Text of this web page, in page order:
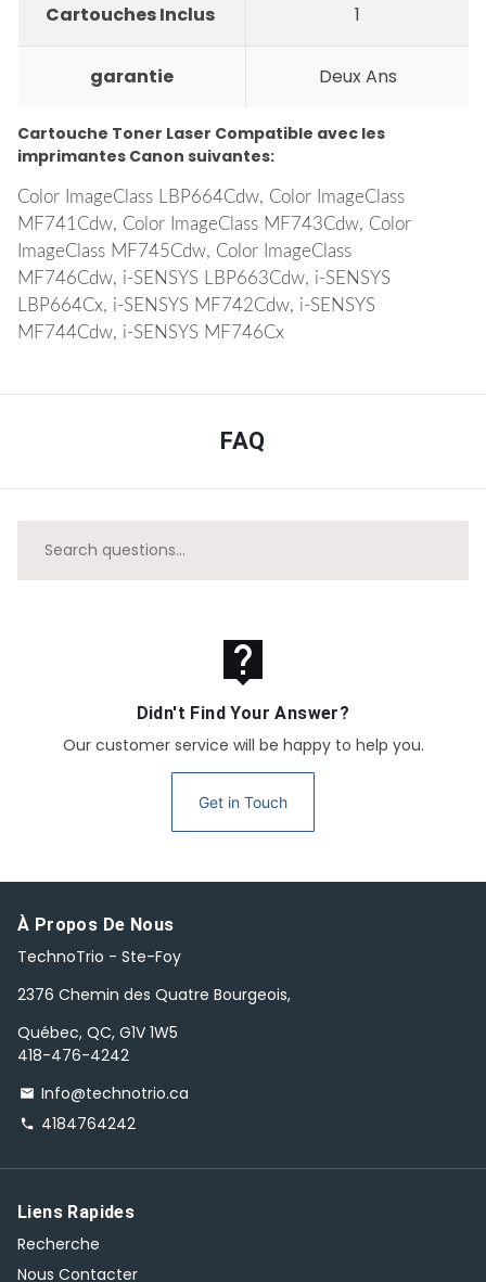
Cartouches Inclus 1
garantie Deux Ans
Cartouche Toner Laser Compatible avec les
imprimantes Canon suivantes:
Color ImageClass LBP664Cdw, Color ImageClass
MF741Cdw, Color ImageClass MF743Cdw, Color
ImageClass MF745Cdw, Color ImageClass
MF746Cdw, i-SENSYS LBP663Cdw, i-SENSYS
LBP664Cx, i-SENSYS MF742Cdw, i-SENSYS
MF744Cdw, i-SENSYS MF746Cx
FAQ
live_help
Didn't Find Your Answer?
Our customer service will be happy to help you.
Get in Touch
À Propos De Nous
TechnoTrio - Ste-Foy
2376 Chemin des Quatre Bourgeois,
Québec, QC, G1V 1W5
418-476-4242
email Info@technotrio.ca
phone 4184764242
Liens Rapides
Recherche
Nous Contacter